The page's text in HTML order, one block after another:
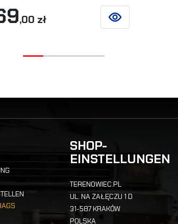
,00 zł SIEHE DETAILS
SHOP-
EINSTELLUNGEN
TERENOWIEC.PL
UL. NA ZAŁĘCZU 1 D
31-587 KRAKÓW
POLSKA